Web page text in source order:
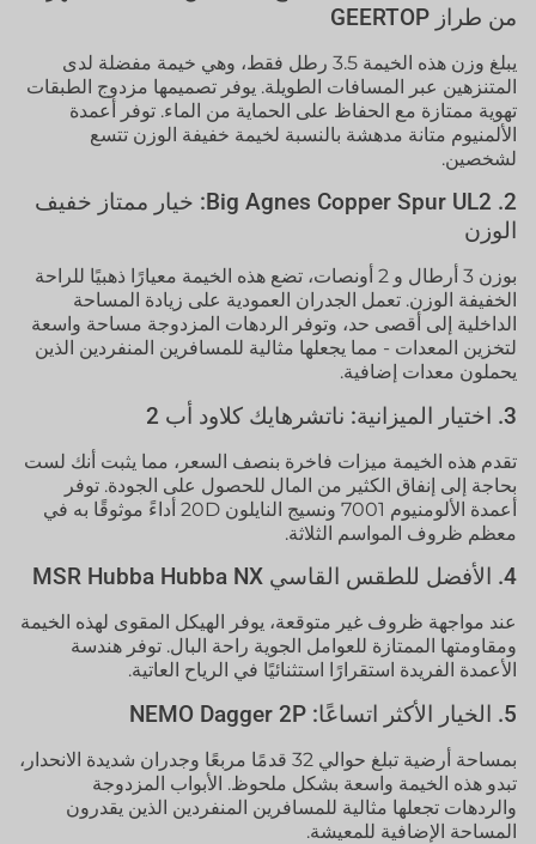
من طراز GEERTOP
يبلغ وزن هذه الخيمة 3.5 رطل فقط، وهي خيمة مفضلة لدى
المتنزهين عبر المسافات الطويلة. يوفر تصميمها مزدوج الطبقات
تهوية ممتازة مع الحفاظ على الحماية من الماء. توفر أعمدة
الألمنيوم متانة مدهشة بالنسبة لخيمة خفيفة الوزن تتسع
لشخصين.
2. Big Agnes Copper Spur UL2: خيار ممتاز خفيف
الوزن
بوزن 3 أرطال و 2 أونصات، تضع هذه الخيمة معيارًا ذهبيًا للراحة
الخفيفة الوزن. تعمل الجدران العمودية على زيادة المساحة
الداخلية إلى أقصى حد، وتوفر الردهات المزدوجة مساحة واسعة
لتخزين المعدات - مما يجعلها مثالية للمسافرين المنفردين الذين
يحملون معدات إضافية.
3. اختيار الميزانية: ناتشرهايك كلاود أب 2
تقدم هذه الخيمة ميزات فاخرة بنصف السعر، مما يثبت أنك لست
بحاجة إلى إنفاق الكثير من المال للحصول على الجودة. توفر
أعمدة الألومنيوم 7001 ونسيج النايلون 20D أداءً موثوقًا به في
معظم ظروف المواسم الثلاثة.
4. الأفضل للطقس القاسي MSR Hubba Hubba NX
عند مواجهة ظروف غير متوقعة، يوفر الهيكل المقوى لهذه الخيمة
ومقاومتها الممتازة للعوامل الجوية راحة البال. توفر هندسة
الأعمدة الفريدة استقرارًا استثنائيًا في الرياح العاتية.
5. الخيار الأكثر اتساعًا: NEMO Dagger 2P
بمساحة أرضية تبلغ حوالي 32 قدمًا مربعًا وجدران شديدة الانحدار،
تبدو هذه الخيمة واسعة بشكل ملحوظ. الأبواب المزدوجة
والردهات تجعلها مثالية للمسافرين المنفردين الذين يقدرون
المساحة الإضافية للمعيشة.